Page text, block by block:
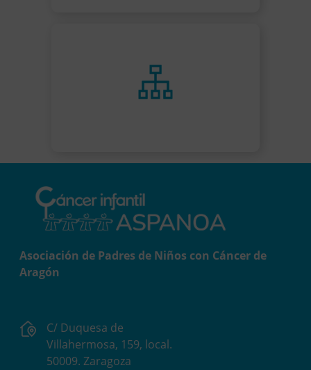
Asociación de Padres de Niños con Cáncer de
Aragón
C/ Duquesa de
Villahermosa, 159, local.
50009. Zaragoza